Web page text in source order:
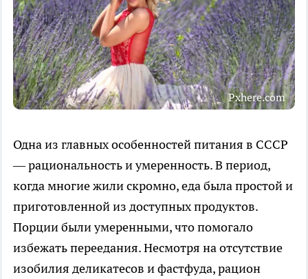
Pxhere.com
Одна из главных особенностей питания в СССР
— рациональность и умеренность. В период,
когда многие жили скромно, еда была простой и
приготовленной из доступных продуктов.
Порции были умеренными, что помогало
избежать переедания. Несмотря на отсутствие
изобилия деликатесов и фастфуда, рацион